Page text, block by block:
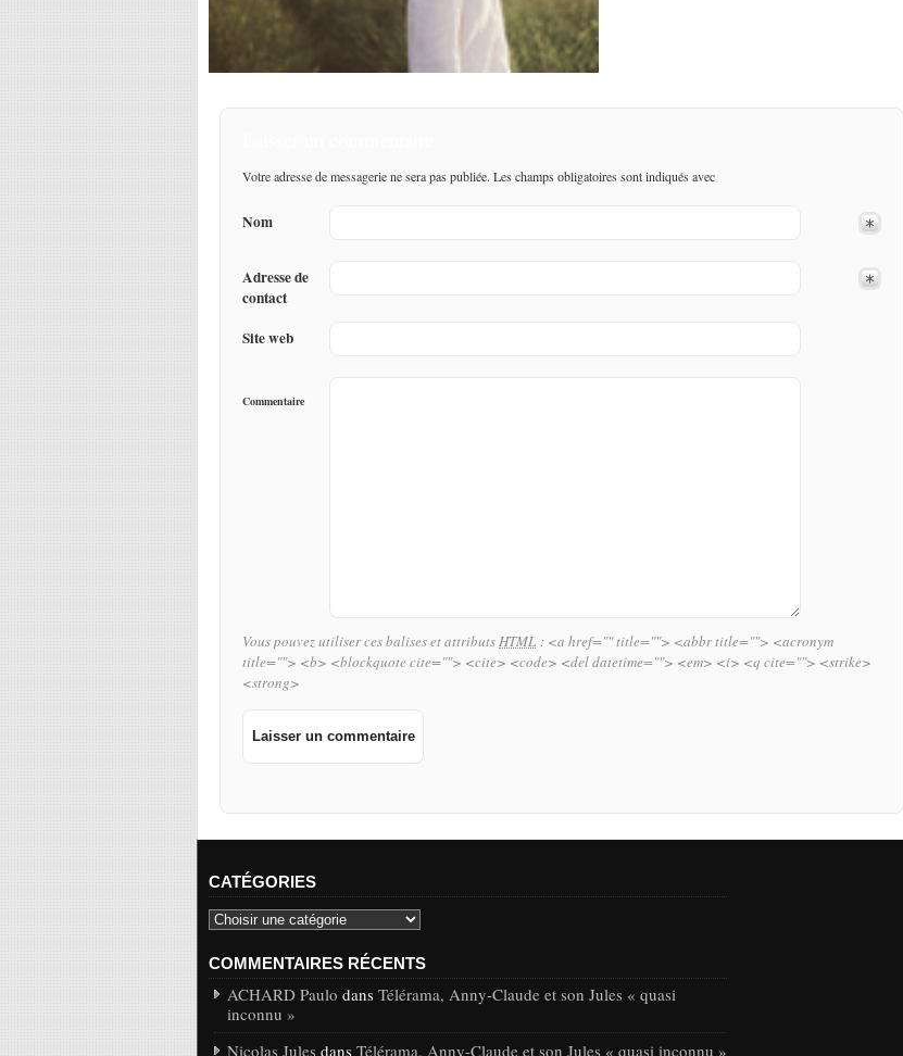
Votre adresse de messagerie ne sera pas publiée. Les champs obligatoires sont indiqués avec
Nom
Adresse de
contact
Site web
Commentaire
Vous pouvez utiliser ces balises et attributsHTML : <a href="" title=""> <abbr title=""> <acronym
title=""> <b> <blockquote cite=""> <cite> <code> <del datetime=""> <em> <i> <q cite=""> <strike>
<strong>
CATÉGORIES
COMMENTAIRES RÉCENTS
ACHARD Paulo dans Télérama, Anny-Claude et son Jules « quasi
inconnu »
Nicolas Jules dans Télérama, Anny-Claude et son Jules « quasi inconnu »